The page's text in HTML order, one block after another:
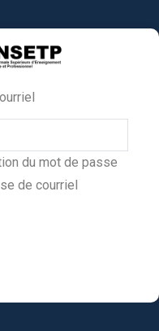
du mot de passe
de courriel